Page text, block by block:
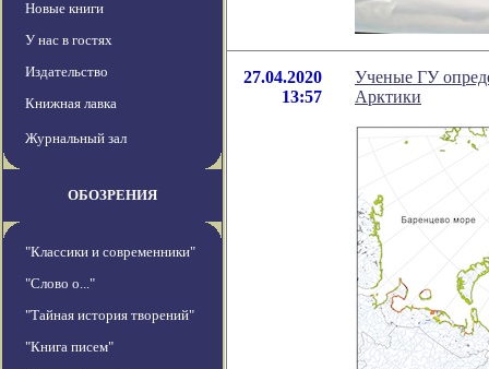
Новые книги
У нас в гостях
Издательство
Книжная лавка
Журнальный зал
ОБОЗРЕНИЯ
"Классики и современники"
"Слово о..."
"Тайная история творений"
"Книга писем"
27.04.2020
13:57
Ученые ГУ
Арктики